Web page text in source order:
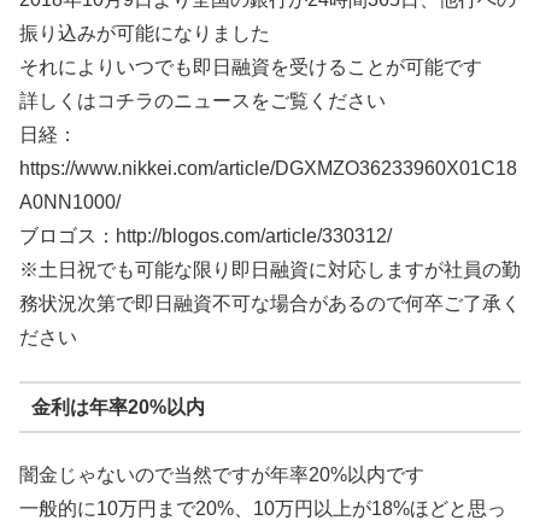
振り込みが可能になりました
それによりいつでも即日融資を受けることが可能です
詳しくはコチラのニュースをご覧ください
日経：
https://www.nikkei.com/article/DGXMZO36233960X01C18
A0NN1000/
ブロゴス：http://blogos.com/article/330312/
※土日祝でも可能な限り即日融資に対応しますが社員の勤
務状況次第で即日融資不可な場合があるので何卒ご了承く
ださい
金利は年率20%以内
闇金じゃないので当然ですが年率20%以内です
一般的に10万円まで20%、10万円以上が18%ほどと思っ